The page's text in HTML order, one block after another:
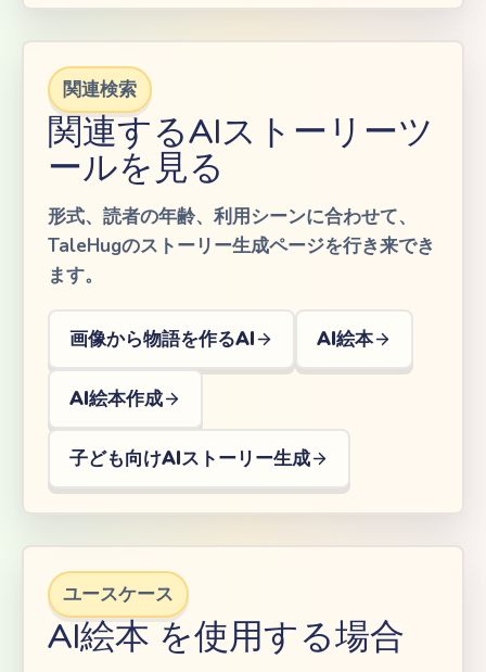
関連検索
関連するAIストーリーツ
ールを見る
形式、読者の年齢、利用シーンに合わせて、
TaleHugのストーリー生成ページを行き来でき
ます。
画像から物語を作るAI AI絵本
AI絵本作成
子ども向けAIストーリー生成
ユースケース
AI絵本 を使用する場合